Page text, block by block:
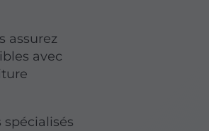
assurez
avec
spécialisés